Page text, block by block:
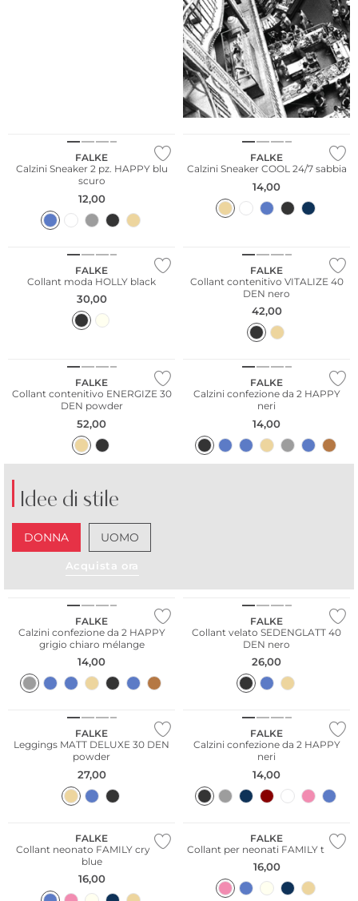
FALKE
Calzini Sneaker 2 pz. HAPPY blu
scuro
12,00
Sostenibile
FALKE
Calzini Sneaker COOL 24/7 sabbia
14,00
NUOVO
FALKE
Collant moda HOLLY black
30,00
FALKE
Collant contenitivo VITALIZE 40
DEN nero
42,00
FALKE
Collant contenitivo ENERGIZE 30
DEN powder
52,00
FALKE
Calzini confezione da 2 HAPPY
neri
14,00
Idee di stile
DONNA UOMO
Acquista ora
FALKE
Calzini confezione da 2 HAPPY
grigio chiaro mélange
14,00
FALKE
Collant velato SEDENGLATT 40
DEN nero
26,00
Taglie grandi
FALKE
Leggings MATT DELUXE 30 DEN
powder
27,00
FALKE
Calzini confezione da 2 HAPPY
neri
14,00
FALKE
Collant neonato FAMILY crystal
blue
16,00
FALKE
Collant per neonati FAMILY thulit
16,00